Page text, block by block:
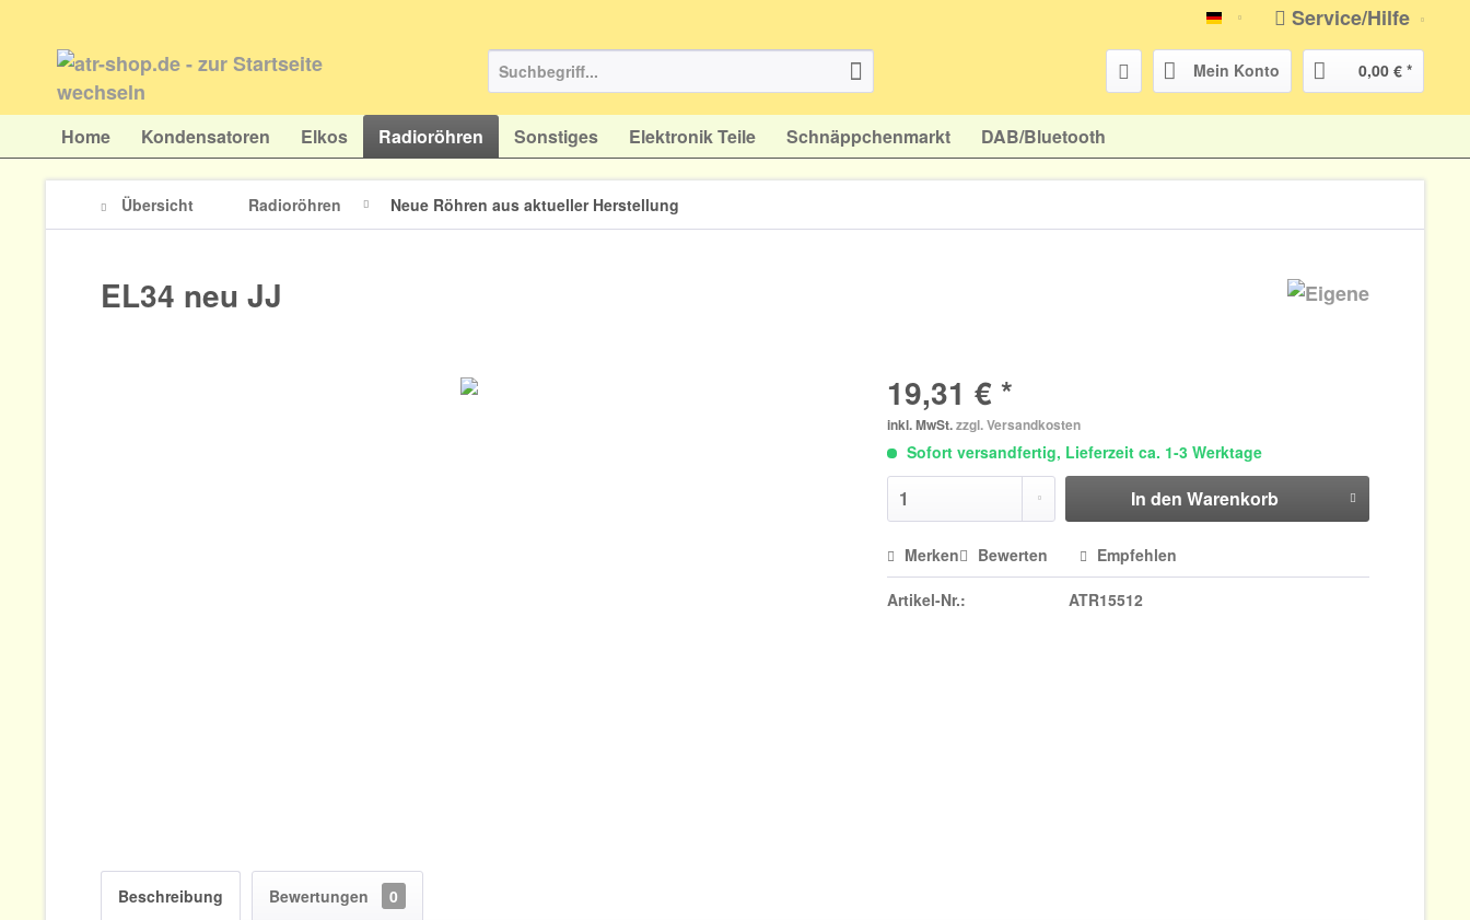
atr-shop.deService/Hilfe
Mein Konto 0,00 € *
Home Kondensatoren Elkos Radioröhren Sonstiges Elektronik Teile Schnäppchenmarkt DAB/Bluetooth
Übersicht Radioröhren Neue Röhren aus aktueller Herstellung
EL34 neu JJ
19,31 € *
inkl. MwSt.zzgl. Versandkosten
Sofort versandfertig, Lieferzeit ca. 1-3 Werktage
In den Warenkorb
Merken Bewerten Empfehlen
Artikel-Nr.: ATR15512
Beschreibung Bewertungen 0